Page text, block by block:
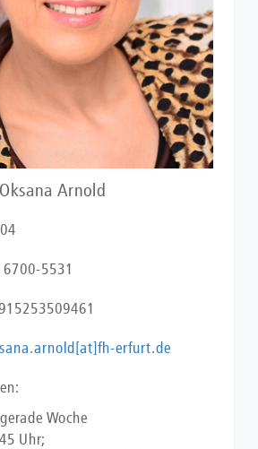
Arnold
6700-5531
erfurt.de
Woche
Uhr;